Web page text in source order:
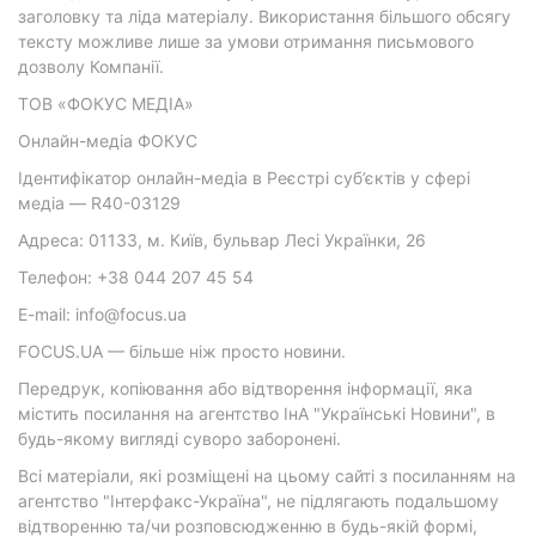
заголовку та ліда матеріалу. Використання більшого обсягу
тексту можливе лише за умови отримання письмового
дозволу Компанії.
ТОВ «ФОКУС МЕДІА»
Онлайн-медіа ФОКУС
Ідентифікатор онлайн-медіа в Реєстрі суб’єктів у сфері
медіа — R40-03129
Адреса: 01133, м. Київ, бульвар Лесі Українки, 26
Телефон: +38 044 207 45 54
E-mail: info@focus.ua
FOCUS.UA — більше ніж просто новини.
Передрук, копіювання або відтворення інформації, яка
містить посилання на агентство ІнА "Українські Новини", в
будь-якому вигляді суворо заборонені.
Всі матеріали, які розміщені на цьому сайті з посиланням на
агентство "Інтерфакс-Україна", не підлягають подальшому
відтворенню та/чи розповсюдженню в будь-якій формі,